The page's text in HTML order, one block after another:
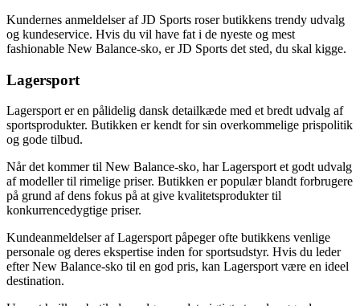
Kundernes anmeldelser af JD Sports roser butikkens trendy udvalg
og kundeservice. Hvis du vil have fat i de nyeste og mest
fashionable New Balance-sko, er JD Sports det sted, du skal kigge.
Lagersport
Lagersport er en pålidelig dansk detailkæde med et bredt udvalg af
sportsprodukter. Butikken er kendt for sin overkommelige prispolitik
og gode tilbud.
Når det kommer til New Balance-sko, har Lagersport et godt udvalg
af modeller til rimelige priser. Butikken er populær blandt forbrugere
på grund af dens fokus på at give kvalitetsprodukter til
konkurrencedygtige priser.
Kundeanmeldelser af Lagersport påpeger ofte butikkens venlige
personale og deres ekspertise inden for sportsudstyr. Hvis du leder
efter New Balance-sko til en god pris, kan Lagersport være en ideel
destination.